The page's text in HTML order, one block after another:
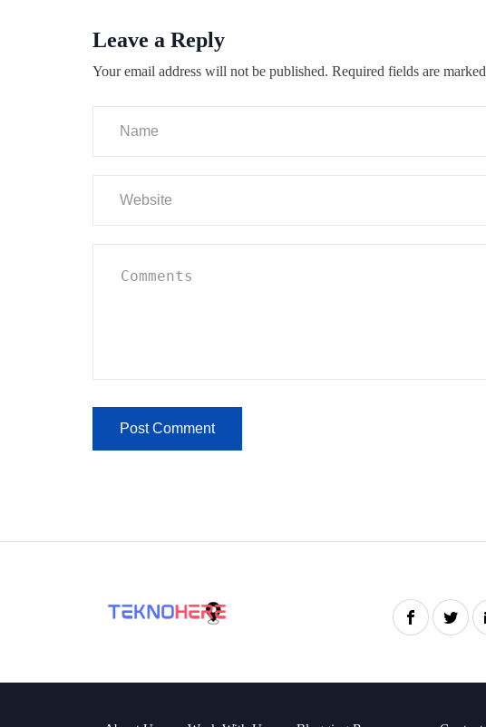
Leave a Reply
Your email address will not be published. Required fields are marked